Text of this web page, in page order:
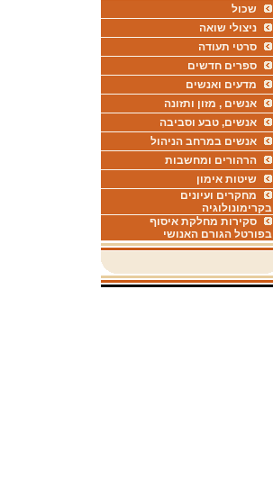
שכול
ניצולי שואה
סרטי תעודה
ספרים חדשים
מדעים ואנשים
אנשים , מזון ותזונה
אנשים, טבע וסביבה
אנשים במרחב הניהול
הרהורים ומחשבות
שיטות אימון
מחקרים ועיונים
בקרימונולוגיה
סקירות מחלקת איסוף
בפורטל הגורם האנושי